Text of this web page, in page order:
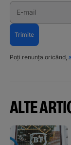
E-mail
Trimite
Poți renunța oricând,
ALTE